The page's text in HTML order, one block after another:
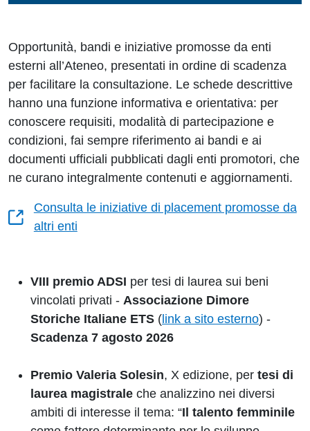
Opportunità, bandi e iniziative promosse da enti
esterni all’Ateneo, presentati in ordine di scadenza
per facilitare la consultazione. Le schede descrittive
hanno una funzione informativa e orientativa: per
conoscere requisiti, modalità di partecipazione e
condizioni, fai sempre riferimento ai bandi e ai
documenti ufficiali pubblicati dagli enti promotori, che
ne curano integralmente contenuti e aggiornamenti.
Consulta le iniziative di placement promosse da
altri enti
VIII premio ADSI per tesi di laurea sui beni
vincolati privati - Associazione Dimore
Storiche Italiane ETS ( link a sito esterno) -
Scadenza 7 agosto 2026
Premio Valeria Solesin, X edizione, per tesi di
laurea magistrale che analizzino nei diversi
ambiti di interesse il tema: “Il talento femminile